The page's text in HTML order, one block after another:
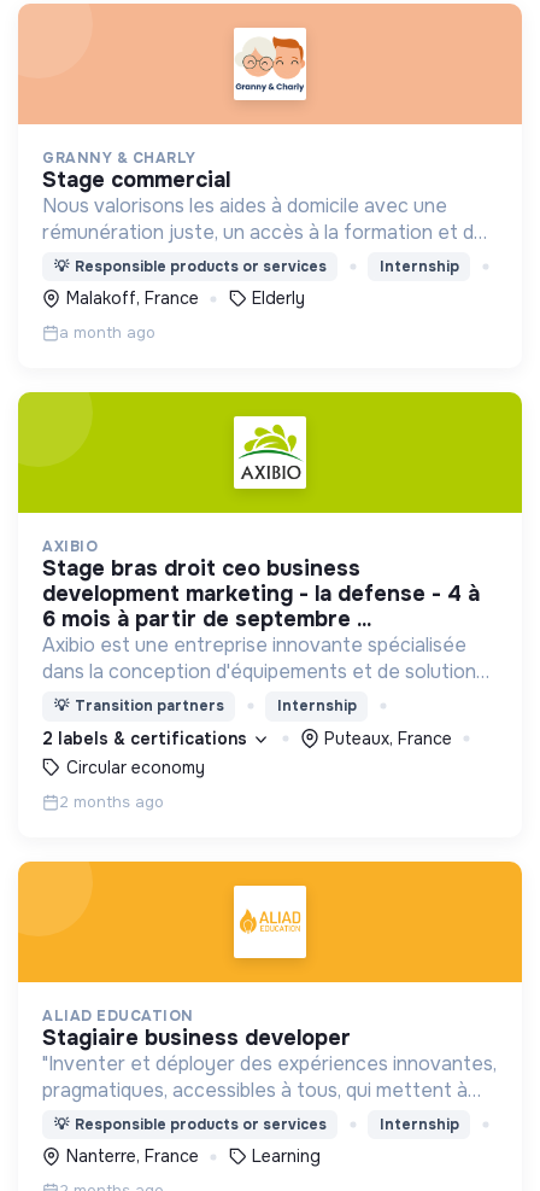
GRANNY & CHARLY
stage commercial
Nous valorisons les aides à domicile avec une
rémunération juste, un accès à la formation et des
offres adaptées à leur emploi du temps.
💡 Responsible products or services Internship
Malakoff, France Elderly
a month ago
AXIBIO
stage bras droit ceo business
development marketing - la defense - 4 à
6 mois à partir de septembre ...
Axibio est une entreprise innovante spécialisée
dans la conception d'équipements et de solutions
pour la gestion des déchets et la lutte contre le
gaspillage.
💡 Transition partners Internship
2 labels & certifications
Puteaux, France
Circular economy
2 months ago
ALIAD EDUCATION
stagiaire business developer
"Inventer et déployer des expériences innovantes,
pragmatiques, accessibles à tous, qui mettent à
profit les sciences cognitives, et la créativité pour
dynamiser l’apprentissage et la découverte."
💡 Responsible products or services Internship
Nanterre, France Learning